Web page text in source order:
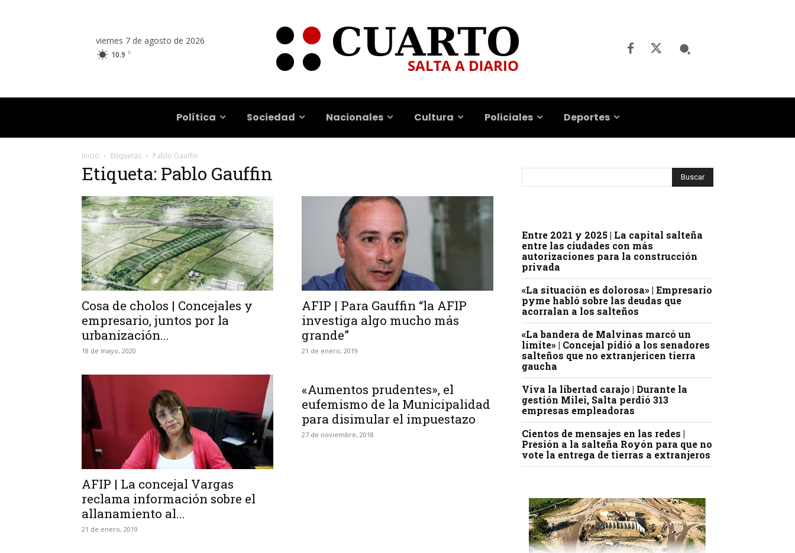
viernes 7 de agosto de 2026
10.9 C
Política Sociedad Nacionales Cultura Policiales Deportes
Inicio Etiquetas Pablo Gauffin
Etiqueta: Pablo Gauffin
Cosa de cholos | Concejales y
empresario, juntos por la
urbanización...
18 de mayo, 2020
AFIP | Para Gauffin “la AFIP
investiga algo mucho más
grande”
21 de enero, 2019
AFIP | La concejal Vargas
reclama información sobre el
allanamiento al...
21 de enero, 2019
«Aumentos prudentes», el
eufemismo de la Municipalidad
para disimular el impuestazo
27 de noviembre, 2018
Entre 2021 y 2025 | La capital salteña
entre las ciudades con más
autorizaciones para la construcción
privada
«La situación es dolorosa» | Empresario
pyme habló sobre las deudas que
acorralan a los salteños
«La bandera de Malvinas marcó un
límite» | Concejal pidió a los senadores
salteños que no extranjericen tierra
gaucha
Viva la libertad carajo | Durante la
gestión Milei, Salta perdió 313
empresas empleadoras
Cientos de mensajes en las redes |
Presión a la salteña Royón para que no
vote la entrega de tierras a extranjeros